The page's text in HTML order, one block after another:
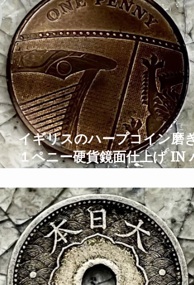
イギリスのハープコイン磨き
１ペニー硬貨鏡面仕上げ IN
PENNY Coin Polish TIme
Lapse ASMR